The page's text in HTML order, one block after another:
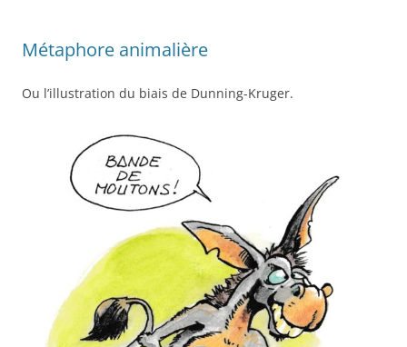
Métaphore animalière
Ou l’illustration du biais de Dunning-Kruger.